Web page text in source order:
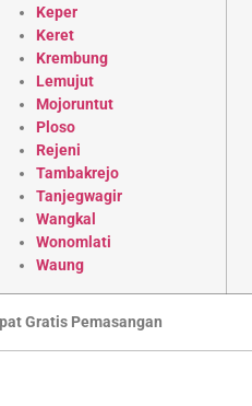
Keper
Keret
Krembung
Lemujut
Mojoruntut
Ploso
Rejeni
Tambakrejo
Tanjegwagir
Wangkal
Wonomlati
Waung
Gratis Pemasangan